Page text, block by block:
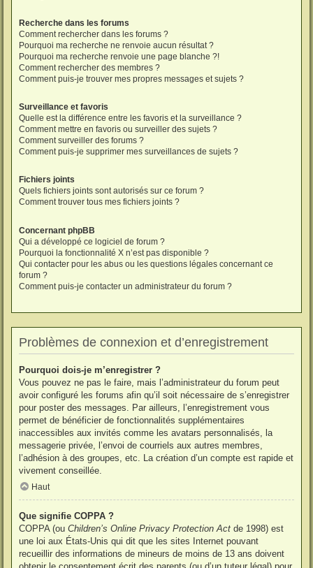
Recherche dans les forums
Comment rechercher dans les forums ?
Pourquoi ma recherche ne renvoie aucun résultat ?
Pourquoi ma recherche renvoie une page blanche ?!
Comment rechercher des membres ?
Comment puis-je trouver mes propres messages et sujets ?
Surveillance et favoris
Quelle est la différence entre les favoris et la surveillance ?
Comment mettre en favoris ou surveiller des sujets ?
Comment surveiller des forums ?
Comment puis-je supprimer mes surveillances de sujets ?
Fichiers joints
Quels fichiers joints sont autorisés sur ce forum ?
Comment trouver tous mes fichiers joints ?
Concernant phpBB
Qui a développé ce logiciel de forum ?
Pourquoi la fonctionnalité X n’est pas disponible ?
Qui contacter pour les abus ou les questions légales concernant ce
forum ?
Comment puis-je contacter un administrateur du forum ?
Problèmes de connexion et d’enregistrement
Pourquoi dois-je m’enregistrer ?
Vous pouvez ne pas le faire, mais l’administrateur du forum peut
avoir configuré les forums afin qu’il soit nécessaire de s’enregistrer
pour poster des messages. Par ailleurs, l’enregistrement vous
permet de bénéficier de fonctionnalités supplémentaires
inaccessibles aux invités comme les avatars personnalisés, la
messagerie privée, l’envoi de courriels aux autres membres,
l’adhésion à des groupes, etc. La création d’un compte est rapide et
vivement conseillée.
Haut
Que signifie COPPA ?
COPPA (ou Children’s Online Privacy Protection Act de 1998) est
une loi aux États-Unis qui dit que les sites Internet pouvant
recueillir des informations de mineurs de moins de 13 ans doivent